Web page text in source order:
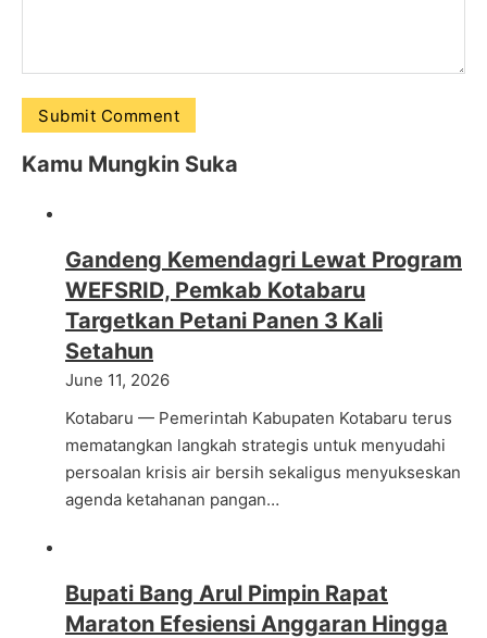
Kamu Mungkin Suka
Gandeng Kemendagri Lewat Program
WEFSRID, Pemkab Kotabaru
Targetkan Petani Panen 3 Kali
Setahun
June 11, 2026
Kotabaru — Pemerintah Kabupaten Kotabaru terus
mematangkan langkah strategis untuk menyudahi
persoalan krisis air bersih sekaligus menyukseskan
agenda ketahanan pangan…
Bupati Bang Arul Pimpin Rapat
Maraton Efesiensi Anggaran Hingga